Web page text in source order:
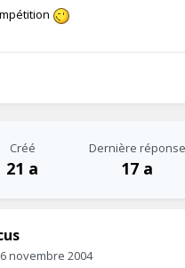
Créé
21 a
Dernière réponse
17 a
novembre 2004